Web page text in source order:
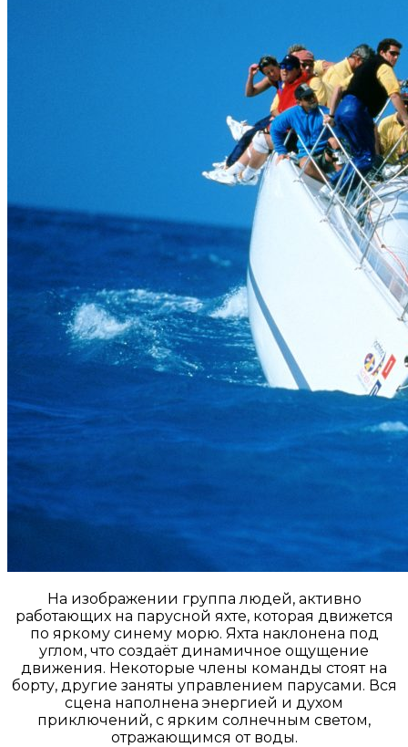
На изображении группа людей, активно
работающих на парусной яхте, которая движется
по яркому синему морю. Яхта наклонена под
углом, что создаёт динамичное ощущение
движения. Некоторые члены команды стоят на
борту, другие заняты управлением парусами. Вся
сцена наполнена энергией и духом
приключений, с ярким солнечным светом,
отражающимся от воды.